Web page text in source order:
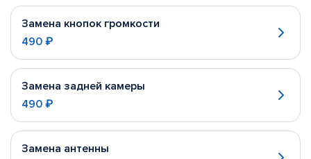
Замена кнопок громкости
490 ₽
Замена задней камеры
490 ₽
Замена антенны